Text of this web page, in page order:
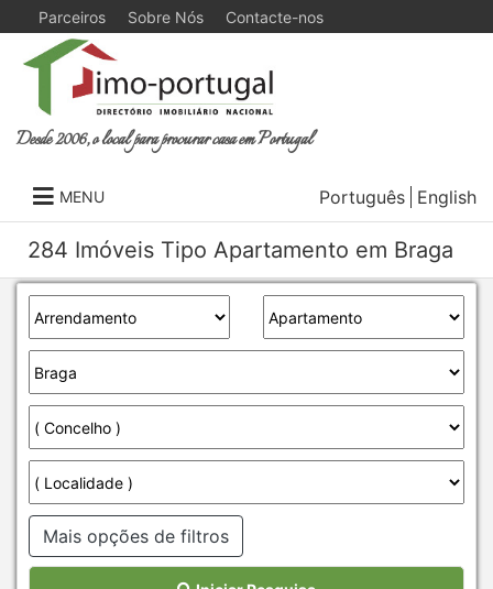
Parceiros Sobre Nós Contacte-nos
Desde 2006, o local para procurar casa em Portugal
MENU Português English
284 Imóveis Tipo Apartamento em Braga
Mais opções de filtros